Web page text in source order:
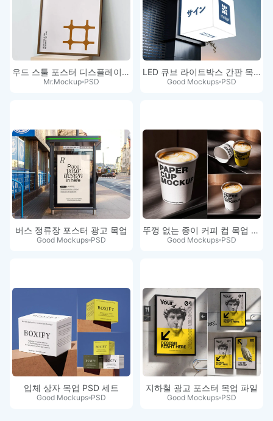
우드 스툴 포스터 디스플레이 목업
Mr.Mockup PSD
LED 큐브 라이트박스 간판 목업 PSD
Good Mockups PSD
버스 정류장 포스터 광고 목업
Good Mockups PSD
뚜껑 없는 종이 커피 컵 목업 세트
Good Mockups PSD
입체 상자 목업 PSD 세트
Good Mockups PSD
지하철 광고 포스터 목업 파일
Good Mockups PSD